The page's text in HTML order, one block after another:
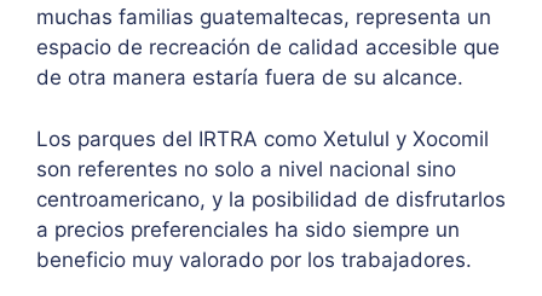
muchas familias guatemaltecas, representa un
espacio de recreación de calidad accesible que
de otra manera estaría fuera de su alcance.
Los parques del IRTRA como Xetulul y Xocomil
son referentes no solo a nivel nacional sino
centroamericano, y la posibilidad de disfrutarlos
a precios preferenciales ha sido siempre un
beneficio muy valorado por los trabajadores.